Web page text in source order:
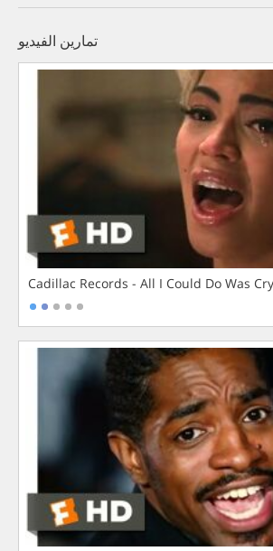
تمارين الفيديو
Cadillac Records - All I Could Do Was